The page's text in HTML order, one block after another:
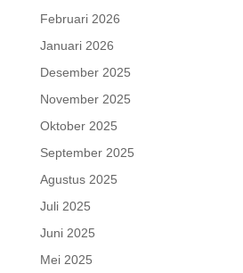
Februari 2026
Januari 2026
Desember 2025
November 2025
Oktober 2025
September 2025
Agustus 2025
Juli 2025
Juni 2025
Mei 2025